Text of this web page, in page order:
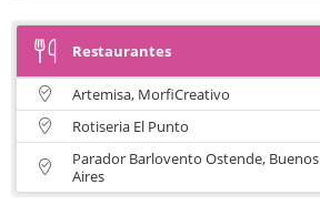
Restaurantes
Artemisa, MorfiCreativo
Rotiseria El Punto
Parador Barlovento Ostende, Buenos
Aires